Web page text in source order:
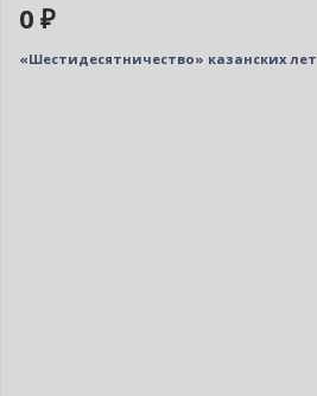
0 ₽
«Шестидесятничество» казанских лет